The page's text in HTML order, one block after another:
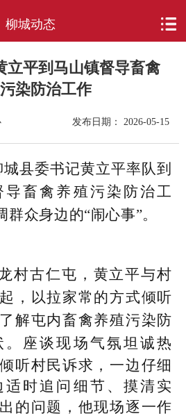
柳城动态
立平到马山镇督导畜禽
染防治工作
发布日期： 2026-05-15
县委书记黄立平率队到
畜禽养殖污染防治工
众身边的“闹心事”。
村古仁屯，黄立平与村
，以拉家常的方式倾听
解屯内畜禽养殖污染防
座谈现场气氛坦诚热
听村民诉求，一边仔细
时追问细节、摸清实
的问题，他现场逐一作